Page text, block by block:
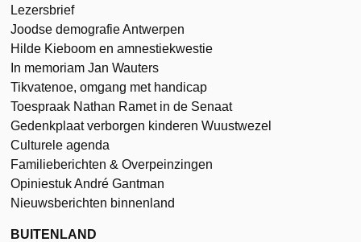
Lezersbrief
Joodse demografie Antwerpen
Hilde Kieboom en amnestiekwestie
In memoriam Jan Wauters
Tikvatenoe, omgang met handicap
Toespraak Nathan Ramet in de Senaat
Gedenkplaat verborgen kinderen Wuustwezel
Culturele agenda
Familieberichten & Overpeinzingen
Opiniestuk André Gantman
Nieuwsberichten binnenland
BUITENLAND